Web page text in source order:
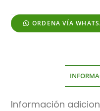
ORDENA VÍA
Información